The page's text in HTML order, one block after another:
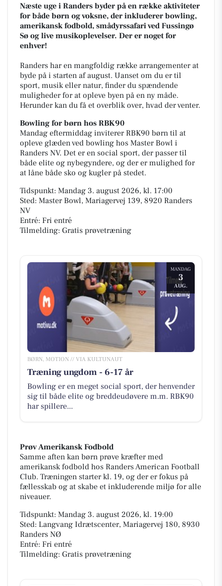
Næste uge i Randers byder på en række aktiviteter
for både børn og voksne, der inkluderer bowling,
amerikansk fodbold, smådyrssafari ved Fussingø
Sø og live musikoplevelser. Der er noget for
enhver!
Randers har en mangfoldig række arrangementer at
byde på i starten af august. Uanset om du er til
sport, musik eller natur, finder du spændende
muligheder for at opleve byen på en ny måde.
Herunder kan du få et overblik over, hvad der venter.
Bowling for børn hos RBK90
Mandag eftermiddag inviterer RBK90 børn til at
opleve glæden ved bowling hos Master Bowl i
Randers NV. Det er en social sport, der passer til
både elite og nybegyndere, og der er mulighed for
at låne både sko og kugler på stedet.
Tidspunkt: Mandag 3. august 2026, kl. 17:00
Sted: Master Bowl, Mariagervej 139, 8920 Randers
NV
Entré: Fri entré
Tilmelding: Gratis prøvetræning
MANDAG
3
AUG.
BØRN, MOTION // VIA KULTUNAUT
Træning ungdom - 6-17 år
Bowling er en meget social sport, der henvender
sig til både elite og breddeudøvere m.m. RBK90
har spillere...
Prøv Amerikansk Fodbold
Samme aften kan børn prøve kræfter med
amerikansk fodbold hos Randers American Football
Club. Træningen starter kl. 19, og der er fokus på
fællesskab og at skabe et inkluderende miljø for alle
niveauer.
Tidspunkt: Mandag 3. august 2026, kl. 19:00
Sted: Langvang Idrætscenter, Mariagervej 180, 8930
Randers NØ
Entré: Fri entré
Tilmelding: Gratis prøvetræning